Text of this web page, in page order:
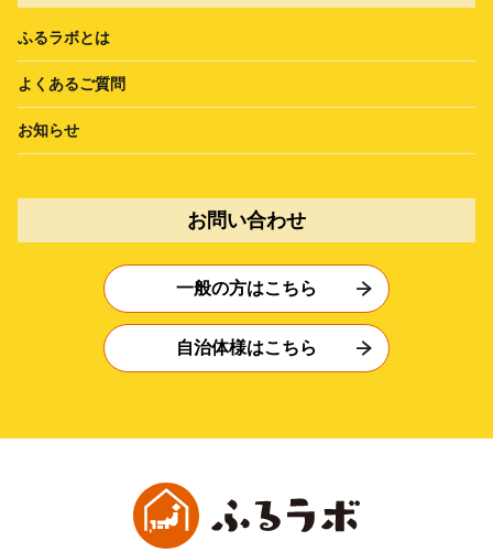
ふるラボとは
よくあるご質問
お知らせ
お問い合わせ
一般の方はこちら
自治体様はこちら